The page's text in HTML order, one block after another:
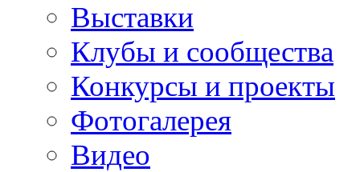
Выставки
Клубы и сообщества
Конкурсы и проекты
Фотогалерея
Видео